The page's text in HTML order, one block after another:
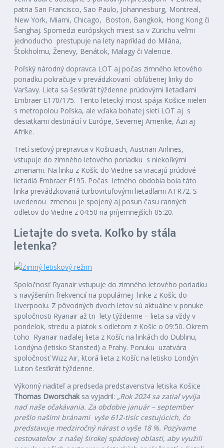
patria San Francisco, Sao Paulo, Johannesburg, Montreal,
New York, Miami, Chicago, Boston, Bangkok, Hong Kong či
Šanghaj. Spomedzi európskych miest sa v Zürichu veľmi
jednoducho prestupuje na lety napríklad do Milána,
Štokholmu, Ženevy, Benátok, Malagy či Valencie.
Poľský národný dopravca LOT aj počas zimného letového
poriadku pokračuje v prevádzkovaní obľúbenej linky do
Varšavy. Lieta sa šesťkrát týždenne prúdovými lietadlami
Embraer E170/175. Tento letecký most spája Košice nielen
s metropolou Poľska, ale vďaka bohatej sieti LOT aj s
desiatkami destinácií v Európe, Severnej Amerike, Ázii aj
Afrike.
Tretí sieťový prepravca v Košiciach, Austrian Airlines,
vstupuje do zimného letového poriadku s niekoľkými
zmenami. Na linku z Košíc do Viedne sa vracajú prúdové
lietadlá Embraer E195. Počas letného obdobia bola táto
linka prevádzkovaná turbovrtuľovými lietadlami ATR72. S
uvedenou zmenou je spojený aj posun času ranných
odletov do Viedne z 04:50 na príjemnejších 05:20.
Lietajte do sveta. Koľko by stála
letenka?
Spoločnosť Ryanair vstupuje do zimného letového poriadku
s navýšením frekvencií na populárnej linke z Košíc do
Liverpoolu. Z pôvodných dvoch letov sú aktuálne v ponuke
spoločnosti Ryanair až tri lety týždenne – lieta sa vždy v
pondelok, stredu a piatok s odletom z Košíc o 09:50. Okrem
toho Ryanair naďalej lieta z Košíc na linkách do Dublinu,
Londýna (letisko Stansted) a Prahy. Ponuku uzatvára
spoločnosť Wizz Air, ktorá lieta z Košíc na letisko Londýn
Luton šesťkrát týždenne.
Výkonný riaditeľ a predseda predstavenstva letiska Košice
Thomas Dworschak sa vyjadril: „Rok 2024 sa zatiaľ vyvíja
nad naše očakávania. Za obdobie január – september
prešlo našimi bránami vyše 612-tisíc cestujúcich, čo
predstavuje medziročný nárast o vyše 18 %. Pozývame
cestovateľov z našej širokej spádovej oblasti, aby využili